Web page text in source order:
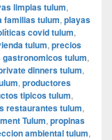
limpias tulum,
familias tulum, playas
covid tulum,
tulum, precios
gastronomicos tulum,
dinners tulum,
, productores
tipicos tulum,
restaurantes tulum,
Tulum, propinas
ambiental tulum,